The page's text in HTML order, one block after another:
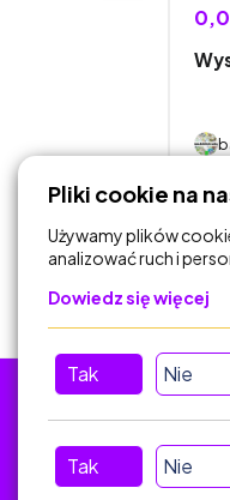
Pliki cookie na
Używamy plików
analizować ruch i
Dowiedz się więcej
Tak Nie
Tak Nie